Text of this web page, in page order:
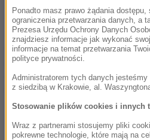
nawiązaniem do pierwszych
Widz odbędzie podróż lotniczą
samolotu, w którym dochodzi
obliczu nadchodzącej
postanawiają wyznać sobie
oraz niespełnione marzenia.
filmu zostały zaakceptowane
Almodóvara, który zawsze stara
lokalnych wersji jego filmów.
Ponadto masz prawo żądania
ograniczenia przetwarzania danych, a
Prezesa Urzędu Ochrony Danych
znajdziesz informacje jak wykonać
informacje na temat przetwarzania
polityce prywatności.
Administratorem tych danych
z siedzibą w Krakowie, al. Waszyngtona
Stosowanie plików cookies i innych
Wraz z partnerami stosujemy pliki
pokrewne technologie, które mają na